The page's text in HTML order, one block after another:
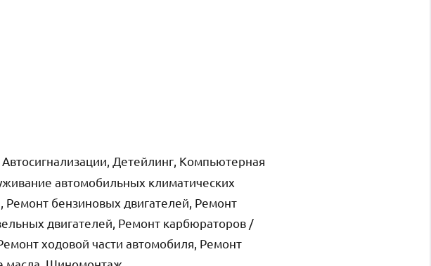
Детейлинг, Компьютерная
автомобильных климатических
Ремонт бензиновых двигателей, Ремонт
двигателей, Ремонт карбюраторов /
ходовой части автомобиля, Ремонт